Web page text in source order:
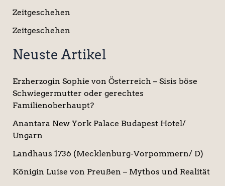
Zeitgeschehen
Zeitgeschehen
Neuste Artikel
Erzherzogin Sophie von Österreich – Sisis böse
Schwiegermutter oder gerechtes
Familienoberhaupt?
Anantara New York Palace Budapest Hotel/
Ungarn
Landhaus 1736 (Mecklenburg-Vorpommern/ D)
Königin Luise von Preußen – Mythos und Realität